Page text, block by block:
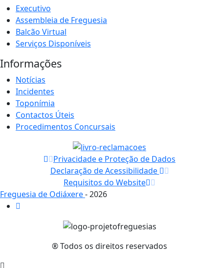
Executivo
Assembleia de Freguesia
Balcão Virtual
Serviços Disponíveis
Informações
Notícias
Incidentes
Toponímia
Contactos Úteis
Procedimentos Concursais
Privacidade e Proteção de Dados
Declaração de Acessibilidade
Requisitos do Website
Freguesia de Odiáxere- 2026
® Todos os direitos reservados